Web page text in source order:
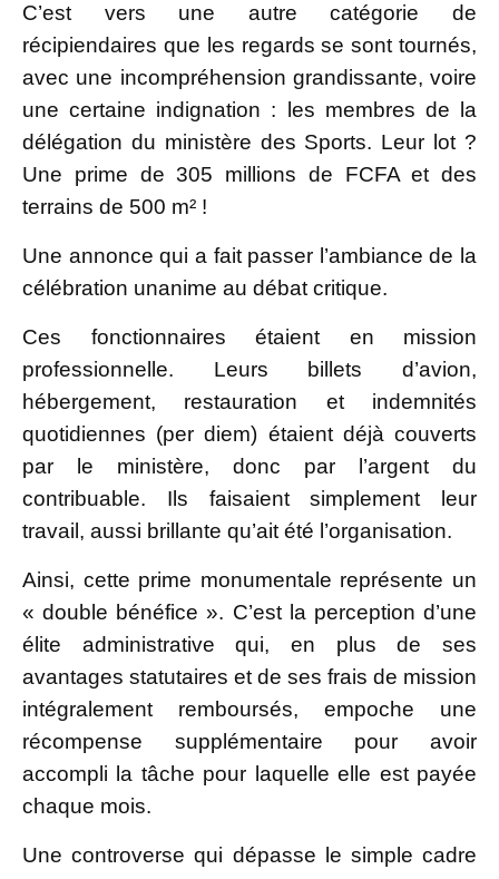
C’est vers une autre catégorie de
récipiendaires que les regards se sont tournés,
avec une incompréhension grandissante, voire
une certaine indignation : les membres de la
délégation du ministère des Sports. Leur lot ?
Une prime de 305 millions de FCFA et des
terrains de 500 m² !
Une annonce qui a fait passer l’ambiance de la
célébration unanime au débat critique.
Ces fonctionnaires étaient en mission
professionnelle. Leurs billets d’avion,
hébergement, restauration et indemnités
quotidiennes (per diem) étaient déjà couverts
par le ministère, donc par l’argent du
contribuable. Ils faisaient simplement leur
travail, aussi brillante qu’ait été l’organisation.
Ainsi, cette prime monumentale représente un
« double bénéfice ». C’est la perception d’une
élite administrative qui, en plus de ses
avantages statutaires et de ses frais de mission
intégralement remboursés, empoche une
récompense supplémentaire pour avoir
accompli la tâche pour laquelle elle est payée
chaque mois.
Une controverse qui dépasse le simple cadre